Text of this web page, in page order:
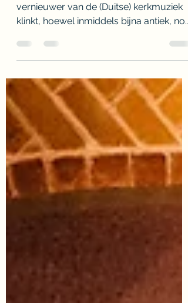
De muziek van deze twintigste-eeuwse
klinkt, hoewel inmiddels bijna antiek, nog
steeds fris en